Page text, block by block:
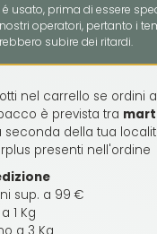
usato, prima di essere
operatori, pertanto i
subire dei ritardi.
nel carrello se ordini
è prevista tra
seconda della tua
presenti nell'ordine
sup. a 99 €
1 Kg
a 3 Kg